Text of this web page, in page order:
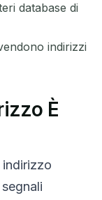
database di
indirizzi
È
indirizzo